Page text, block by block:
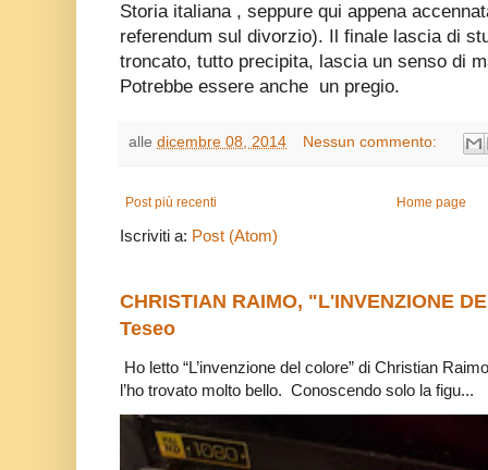
Storia italiana , seppure qui appena
referendum sul divorzio). Il finale lascia di
troncato, tutto precipita, lascia un senso di
Potrebbe essere anche un pregio.
alle dicembre 08, 2014 Nessun commento:
Post più recenti Home page
Iscriviti a: Post (Atom)
CHRISTIAN RAIMO, "L'INVENZIONE
Teseo
Ho letto “L’invenzione del colore” di Christian
l’ho trovato molto bello. Conoscendo solo la figu...